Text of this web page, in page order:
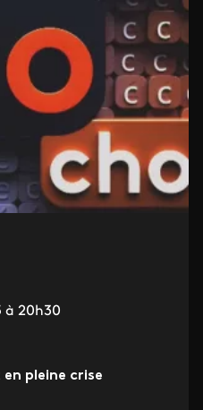
à 20h30
pleine crise